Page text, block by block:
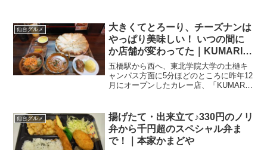
仙台グルメ
大きくてとろーり、チーズナンは
やっぱり美味しい！ いつの間に
か店舗が変わってた｜KUMARI
五橋
五橋駅から西へ、東北学院大学の土樋キ
ャンパス方面に5分ほどのところに昨年12
月にオープンしたカレー店、「KUMARI
ぷり。カレーはスパイス効いていて美味
しいし、チーズ...
仙台グルメ
揚げたて・出来立て♪330円のノリ
弁から千円超のスペシャル弁ま
で！｜本家かまどや